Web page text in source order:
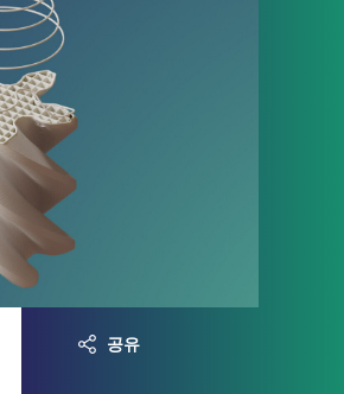
공유